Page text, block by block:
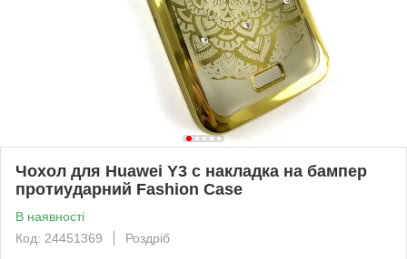
Чохол для Huawei Y3 c накладка на бампер
протиударний Fashion Case
В наявності
Код: 24451369
Роздріб